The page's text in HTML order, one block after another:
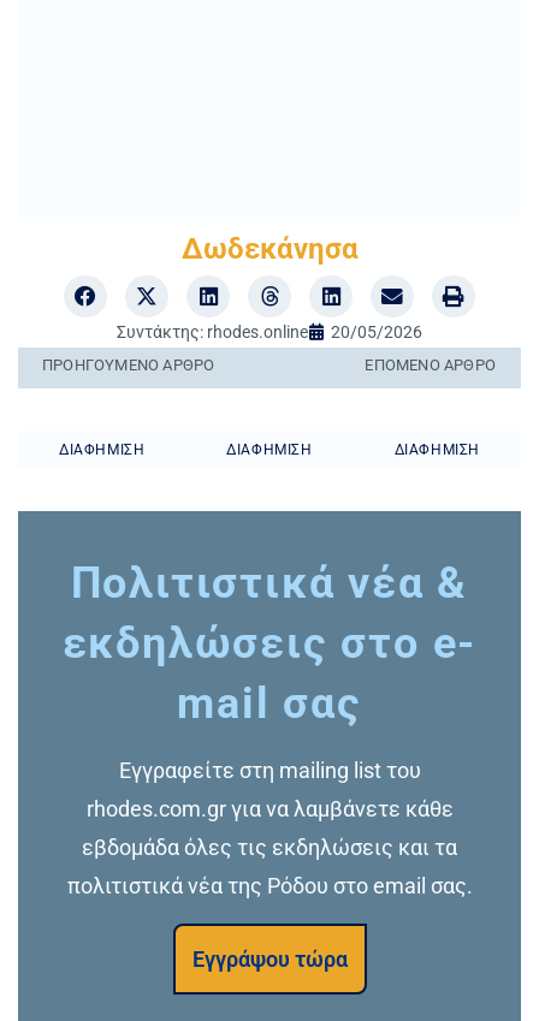
Δωδεκάνησα
Συντάκτης: rhodes.online 20/05/2026
ΠΡΟΗΓΟΎΜΕΝO ΆΡΘΡΟ ΕΠΌΜΕΝΟ ΆΡΘΡΟ
ΔΙΑΦΉΜΙΣΗ ΔΙΑΦΉΜΙΣΗ ΔΙΑΦΉΜΙΣΗ
Πολιτιστικά νέα &
εκδηλώσεις στο e-
mail σας
Εγγραφείτε στη mailing list του
rhodes.com.gr για να λαμβάνετε κάθε
εβδομάδα όλες τις εκδηλώσεις και τα
πολιτιστικά νέα της Ρόδου στο email σας.
Εγγράψου τώρα